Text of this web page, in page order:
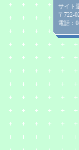
サイト
〒722-
電話：